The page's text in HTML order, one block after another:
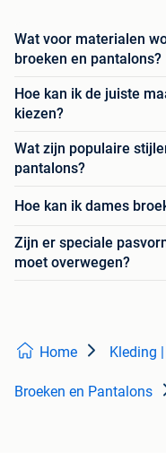
Wat voor materialen
broeken en pantalons?
Hoe kan ik de juiste
kiezen?
Wat zijn populaire
pantalons?
Hoe kan ik dames
Zijn er speciale
moet overwegen?
Home Kleding
Broeken en Pantalons